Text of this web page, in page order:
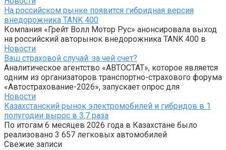
На российском рынке появится гибридная версия
внедорожника TANK 400
Компания «Грейт Волл Мотор Рус» анонсировала выход
на российский авторынок внедорожника TANK 400 в
Новости
Ваш страховой случай: за чей счет?
Аналитическое агентство «АВТОСТАТ», которое является
одним из организаторов транспортно-страхового форума
«Автострахование-2026», запускает опрос для
Новости
Казахстанский рынок электромобилей и гибридов в 1
полугодии вырос в 3,7 раза
По итогам 6 месяцев 2026 года в Казахстане было
реализовано 3 657 легковых автомобилей
Свежие записи